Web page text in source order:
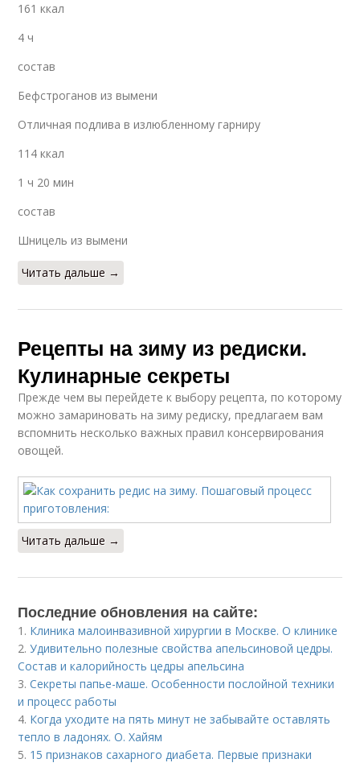
161 ккал
4 ч
состав
Бефстроганов из вымени
Отличная подлива в излюбленному гарниру
114 ккал
1 ч 20 мин
состав
Шницель из вымени
Читать дальше →
Рецепты на зиму из редиски.
Кулинарные секреты
Прежде чем вы перейдете к выбору рецепта, по которому
можно замариновать на зиму редиску, предлагаем вам
вспомнить несколько важных правил консервирования
овощей.
Читать дальше →
Последние обновления на сайте:
1. Клиника малоинвазивной хирургии в Москве. О клинике
2.Удивительно полезные свойства апельсиновой цедры.
Состав и калорийность цедры апельсина
3.Секреты папье-маше. Особенности послойной техники
и процесс работы
4. Когда уходите на пять минут не забывайте оставлять
тепло в ладонях. О. Хайям
5. 15 признаков сахарного диабета. Первые признаки